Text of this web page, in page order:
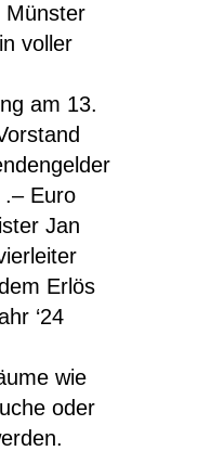
Münster
voller
am 13.
.– Euro
Jan
Erlös
‘24
wie
oder